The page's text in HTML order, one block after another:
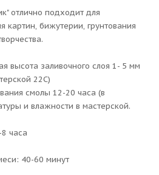
отлично подходит для
картин, бижутерии, грунтования
высота заливочного слоя 1- 5 мм
22С)
смолы 12-20 часа (в
и влажности в мастерской.
часа
40-60 минут